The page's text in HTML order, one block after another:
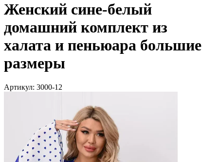
Женский сине-белый
домашний комплект из
халата и пеньюара большие
размеры
Артикул: 3000-12